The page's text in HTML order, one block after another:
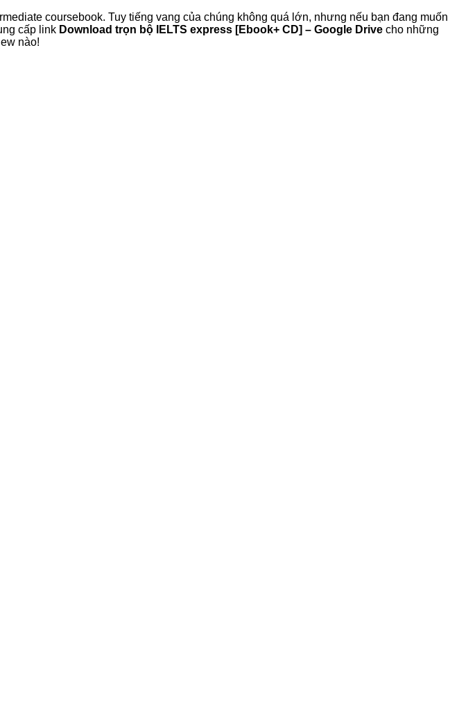
coursebook. Tuy tiếng vang của chúng không quá lớn, nhưng nếu bạn đang muốn
cấp link Download trọn bộ IELTS express [Ebook+ CD] – Google Drive cho những
nào!